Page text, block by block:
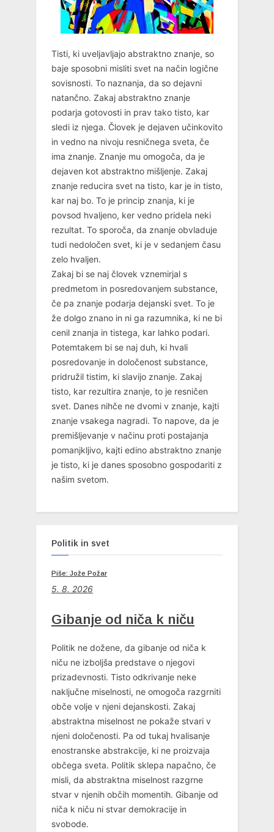
Tisti, ki uveljavljajo abstraktno znanje, so
baje sposobni misliti svet na način logične
sovisnosti. To naznanja, da so dejavni
natančno. Zakaj abstraktno znanje
podarja gotovosti in prav tako tisto, kar
sledi iz njega. Človek je dejaven učinkovito
in vedno na nivoju resničnega sveta, če
ima znanje. Znanje mu omogoča, da je
dejaven kot abstraktno mišljenje. Zakaj
znanje reducira svet na tisto, kar je in tisto,
kar naj bo. To je princip znanja, ki je
povsod hvaljeno, ker vedno pridela neki
rezultat. To sporoča, da znanje obvladuje
tudi nedoločen svet, ki je v sedanjem času
zelo hvaljen.
Zakaj bi se naj človek vznemirjal s
predmetom in posredovanjem substance,
če pa znanje podarja dejanski svet. To je
že dolgo znano in ni ga razumnika, ki ne bi
cenil znanja in tistega, kar lahko podari.
Potemtakem bi se naj duh, ki hvali
posredovanje in določenost substance,
pridružil tistim, ki slavijo znanje. Zakaj
tisto, kar rezultira znanje, to je resničen
svet. Danes nihče ne dvomi v znanje, kajti
znanje vsakega nagradi. To napove, da je
premišljevanje v načinu proti postajanja
pomanjkljivo, kajti edino abstraktno znanje
je tisto, ki je danes sposobno gospodariti z
našim svetom.
Politik in svet
Piše: Jože Požar
5. 8. 2026
Gibanje od niča k niču
Politik ne dožene, da gibanje od niča k
niču ne izboljša predstave o njegovi
prizadevnosti. Tisto odkrivanje neke
naključne miselnosti, ne omogoča razgrniti
obče volje v njeni dejanskosti. Zakaj
abstraktna miselnost ne pokaže stvari v
njeni določenosti. Pa od tukaj hvalisanje
enostranske abstrakcije, ki ne proizvaja
občega sveta. Politik sklepa napačno, če
misli, da abstraktna miselnost razgrne
stvar v njenih občih momentih. Gibanje od
niča k niču ni stvar demokracije in
svobode.